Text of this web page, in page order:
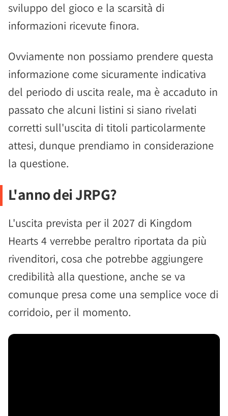
sviluppo del gioco e la scarsità di
informazioni ricevute finora.
Ovviamente non possiamo prendere questa
informazione come sicuramente indicativa
del periodo di uscita reale, ma è accaduto in
passato che alcuni listini si siano rivelati
corretti sull'uscita di titoli particolarmente
attesi, dunque prendiamo in considerazione
la questione.
L'anno dei JRPG?
L'uscita prevista per il 2027 di Kingdom
Hearts 4 verrebbe peraltro riportata da più
rivenditori, cosa che potrebbe aggiungere
credibilità alla questione, anche se va
comunque presa come una semplice voce di
corridoio, per il momento.